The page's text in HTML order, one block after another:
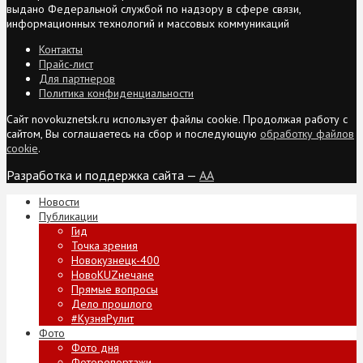
выдано Федеральной службой по надзору в сфере связи,
информационных технологий и массовых коммуникаций
Контакты
Прайс-лист
Для партнеров
Политика конфиденциальности
Сайт novokuznetsk.ru использует файлы cookie. Продолжая работу с
сайтом, Вы соглашаетесь на сбор и последующую обработку файлов
cookie.
Разработка и поддержка сайта — AA
Новости
Публикации
Гид
Точка зрения
Новокузнецк-400
НовоKUZнечане
Прямые вопросы
Дело прошлого
#КузняРулит
Фото
Фото дня